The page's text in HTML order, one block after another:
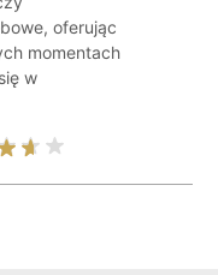
oferując
momentach
w